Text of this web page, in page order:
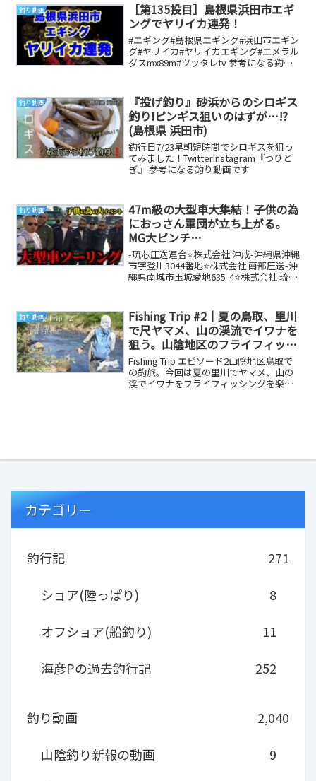
釣り動画
［第135投目］島根県浜田市エギ
ングでヤリイカ連発！
#エギング#島根県エギング#浜田市エギン
グ#ヤリイカ#ヤリイカエギング#エメラル
ダスmx89m#ツッタレtv 参考になる釣り
釣り動画
『投げ釣り』砂浜からのシロギス
釣り❗ピンギス狙いのはずが…⁉️
(島根県 浜田市)
釣行日7/23早朝短時間でシロギスを狙っ
てみました！TwitterInstagram『つりと
ぎ』 参考になる釣り動画です
釣り動画
47m級の大型車大集結！子供の為
におっさん軍団が立ち上がる。
MG大ピンチ…
-琉芯圧送連合⭐️株式会社 沖成-沖縄県沖縄
市字登川3044番地⭐️株式会社 南部圧送-沖
縄県南城市玉城愛地635-4⭐️株式会社 琉王
釣り動画
Fishing Trip #2｜夏の鳥取、里川
で尺ヤマメ、山の渓流でイワナを
狙う。山陰地区のフライフィッシ
ングを楽しむ釣旅。ヤマメ、イワ
ナ、フィッシングガイド、
Japanese FlyFishing。
Fishing Trip エピソード2山陰地区鳥取で
の釣旅。今回は夏の里川でヤマメ、山の
渓でイワナをフライフィッシングを楽し
カテゴリー
釣行記
271
ショア(陸っぱり)
8
オフショア(船釣り)
11
海彦Pの過去釣行記
252
釣り動画
2,040
山陰釣り新報の動画
9